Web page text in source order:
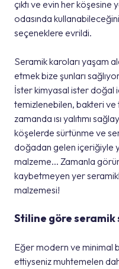
çıktı ve evin her köşesine
odasında
seçeneklere evrildi.
Seramik karoları yaşam
etmek bize şunları
İster kimyasal ister doğal
temizlenebilen, bakteri ve
zamanda ısı yalıtımı
köşelerde sürtünme ve
doğadan gelen içeriğiyle
malzeme... Zamanla
kaybetmeyen yer
malzemesi!
Stiline göre seramik
Eğer modern ve minimal
ettiyseniz muhtemelen